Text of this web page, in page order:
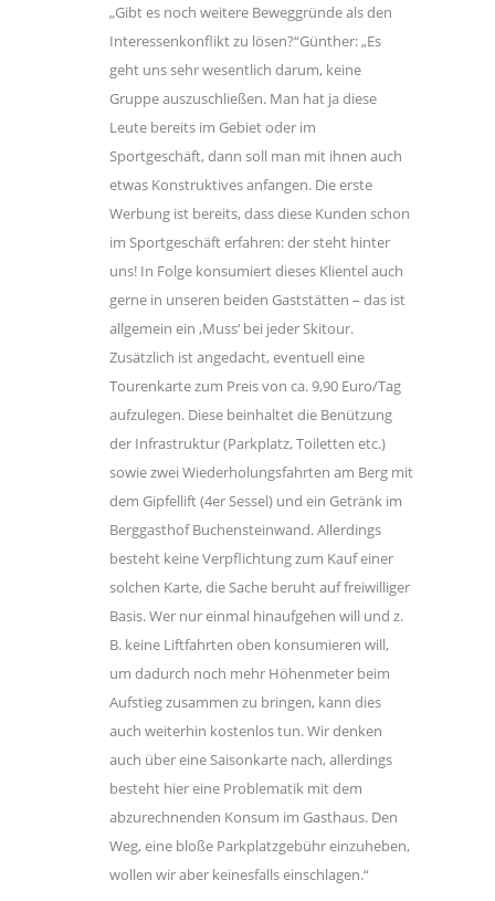
„Gibt es noch weitere Beweggründe als den
Interessenkonflikt zu lösen?“Günther: „Es
geht uns sehr wesentlich darum, keine
Gruppe auszuschließen. Man hat ja diese
Leute bereits im Gebiet oder im
Sportgeschäft, dann soll man mit ihnen auch
etwas Konstruktives anfangen. Die erste
Werbung ist bereits, dass diese Kunden schon
im Sportgeschäft erfahren: der steht hinter
uns! In Folge konsumiert dieses Klientel auch
gerne in unseren beiden Gaststätten – das ist
allgemein ein ,Muss‘ bei jeder Skitour.
Zusätzlich ist angedacht, eventuell eine
Tourenkarte zum Preis von ca. 9,90 Euro/Tag
aufzulegen. Diese beinhaltet die Benützung
der Infrastruktur (Parkplatz, Toiletten etc.)
sowie zwei Wiederholungsfahrten am Berg mit
dem Gipfellift (4er Sessel) und ein Getränk im
Berggasthof Buchensteinwand. Allerdings
besteht keine Verpflichtung zum Kauf einer
solchen Karte, die Sache beruht auf freiwilliger
Basis. Wer nur einmal hinaufgehen will und z.
B. keine Liftfahrten oben konsumieren will,
um dadurch noch mehr Höhenmeter beim
Aufstieg zusammen zu bringen, kann dies
auch weiterhin kostenlos tun. Wir denken
auch über eine Saisonkarte nach, allerdings
besteht hier eine Problematik mit dem
abzurechnenden Konsum im Gasthaus. Den
Weg, eine bloße Parkplatzgebühr einzuheben,
wollen wir aber keinesfalls einschlagen.“